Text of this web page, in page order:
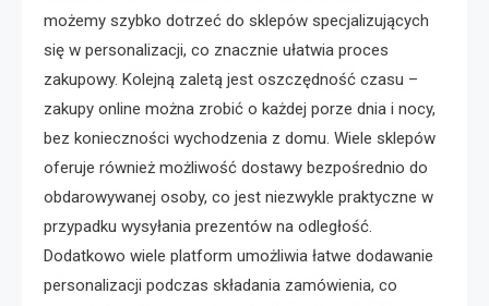
możemy szybko dotrzeć do sklepów specjalizujących
się w personalizacji, co znacznie ułatwia proces
zakupowy. Kolejną zaletą jest oszczędność czasu –
zakupy online można zrobić o każdej porze dnia i nocy,
bez konieczności wychodzenia z domu. Wiele sklepów
oferuje również możliwość dostawy bezpośrednio do
obdarowywanej osoby, co jest niezwykle praktyczne w
przypadku wysyłania prezentów na odległość.
Dodatkowo wiele platform umożliwia łatwe dodawanie
personalizacji podczas składania zamówienia, co